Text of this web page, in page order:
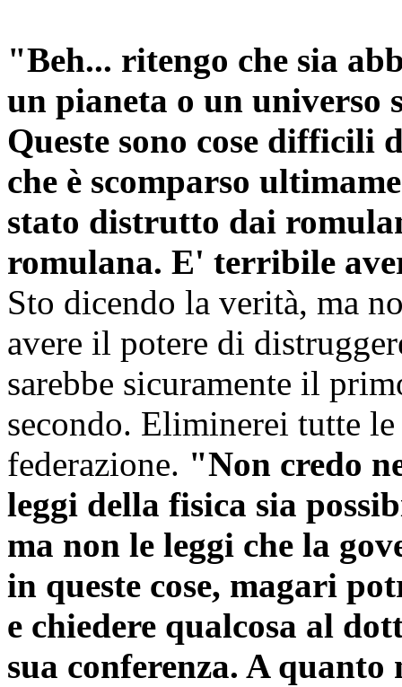
"Beh... ritengo che sia
un pianeta o un universo
Queste sono cose difficili
che è scomparso
stato distrutto dai
romulana. E' terribile
Sto dicendo la verità, ma
avere il potere di
sarebbe sicuramente il
secondo. Eliminerei tutte
federazione. "Non credo
leggi della fisica sia
ma non le leggi che la
in queste cose, magari
e chiedere qualcosa al
sua conferenza. A